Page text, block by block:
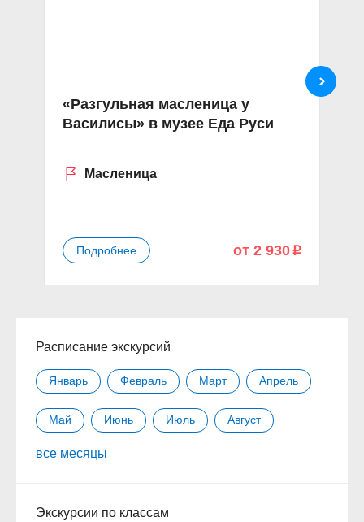
«Разгульная масленица у
Василисы» в музее Еда Руси
Масленица
Подробнее от 2 930 p
Расписание экскурсий
Январь Февраль Март Апрель
Май Июнь Июль Август
Сентябрь
все месяцы
Экскурсии по классам